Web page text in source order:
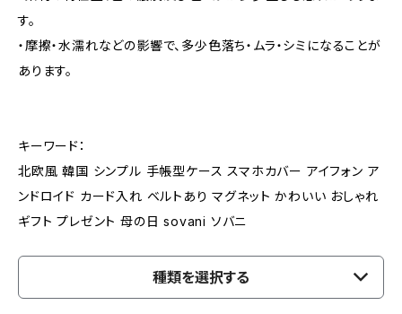
す。
・摩擦・水濡れなどの影響で、多少色落ち・ムラ・シミになることが
あります。
キーワード：
北欧風 韓国 シンプル 手帳型ケース スマホカバー アイフォン ア
ンドロイド カード入れ ベルトあり マグネット かわいい おしゃれ
ギフト プレゼント 母の日 sovani ソバニ
種類を選択する